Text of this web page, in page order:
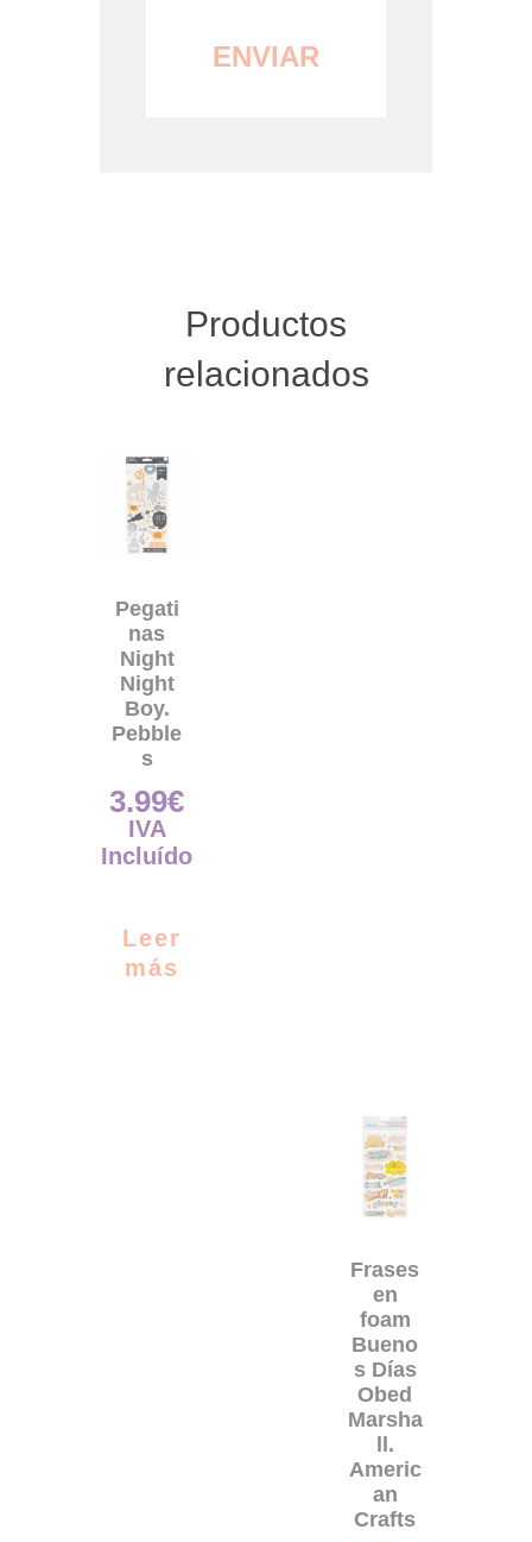
Productos
relacionados
Pegati
nas
Night
Night
Boy.
Pebble
s
3.99€
IVA
Incluído
Leer
más
Frases
en
foam
Bueno
s Días
Obed
Marsha
ll.
Americ
an
Crafts